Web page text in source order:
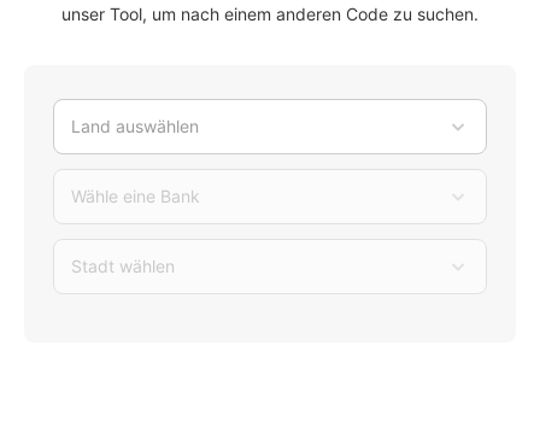
unser Tool, um nach einem anderen Code zu suchen.
Land auswählen
Wähle eine Bank
Stadt wählen